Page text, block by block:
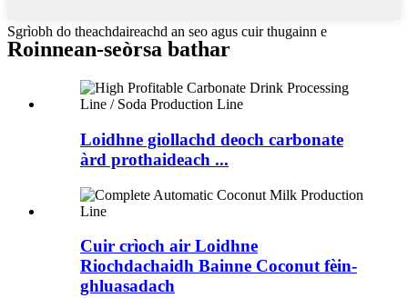
Sgrìobh do theachdaireachd an seo agus cuir thugainn e
Roinnean-seòrsa bathar
Loidhne giollachd deoch carbonate
àrd prothaideach ...
Cuir crìoch air Loidhne
Riochdachaidh Bainne Coconut fèin-
ghluasadach